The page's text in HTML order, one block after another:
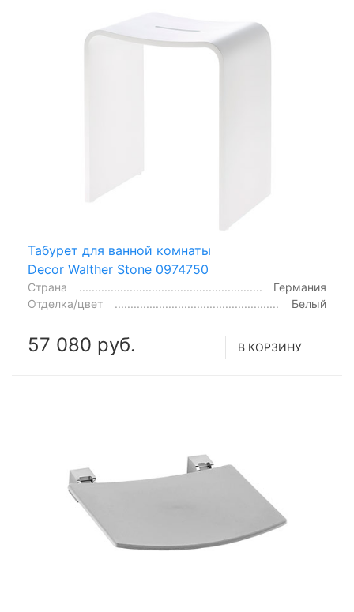
Табурет для ванной комнаты
Decor Walther Stone 0974750
Страна
Германия
Отделка/цвет
Белый
57 080 руб. В КОРЗИНУ